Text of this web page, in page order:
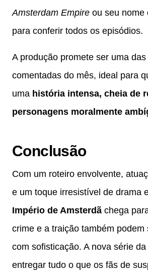
Amsterdam Empire ou seu nome
para conferir todos os episódios.
A produção promete ser uma
comentadas do mês, ideal para
uma história intensa, cheia de
personagens moralmente
Conclusão
Com um roteiro envolvente,
e um toque irresistível de drama
Império de Amsterdã chega
crime e a traição também podem
com sofisticação. A nova série
entregar tudo o que os fãs de